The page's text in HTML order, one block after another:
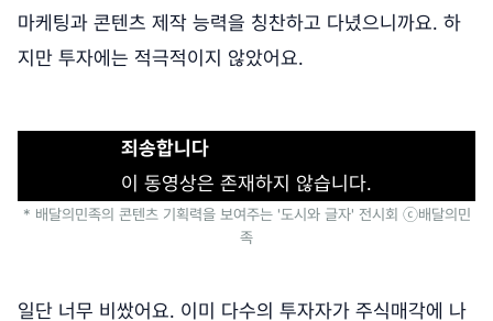
마케팅과 콘텐츠 제작 능력을 칭찬하고 다녔으니까요. 하
지만 투자에는 적극적이지 않았어요.
죄송합니다
이 동영상은 존재하지 않습니다.
* 배달의민족의 콘텐츠 기획력을 보여주는 '도시와 글자' 전시회 ⓒ배달의민
족
일단 너무 비쌌어요. 이미 다수의 투자자가 주식매각에 나